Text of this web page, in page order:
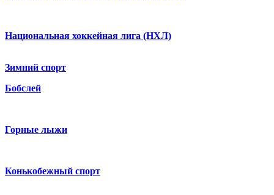
Национальная хоккейная лига (НХЛ)
Зимний спорт
Бобслей
Горные лыжи
Конькобежный спорт